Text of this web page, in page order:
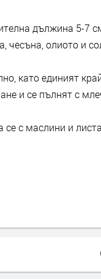
дължина 5-7
чесъна, олиото и
като единият
и се пълнят с
с маслини и